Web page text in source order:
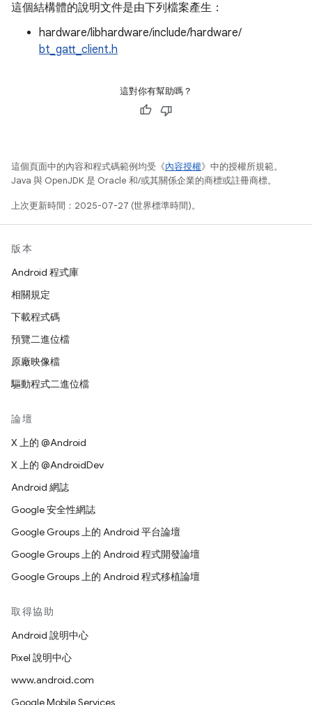
這個結構體的說明文件是由下列檔案產生：
hardware/libhardware/include/hardware/
bt_gatt_client.h
這對你有幫助嗎？
這個頁面中的內容和程式碼範例均受《內容授權》中的授權所規範。
Java 與 OpenJDK 是 Oracle 和/或其關係企業的商標或註冊商標。
上次更新時間：2025-07-27 (世界標準時間)。
版本
Android 程式庫
相關規定
下載程式碼
預覽二進位檔
原廠映像檔
驅動程式二進位檔
論壇
X 上的 @Android
X 上的 @AndroidDev
Android 網誌
Google 安全性網誌
Google Groups 上的 Android 平台論壇
Google Groups 上的 Android 程式開發論壇
Google Groups 上的 Android 程式移植論壇
取得協助
Android 說明中心
Pixel 說明中心
www.android.com
Google Mobile Services